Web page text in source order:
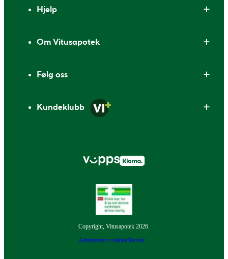
Hjelp
Om Vitusapotek
Følg oss
Kundeklubb
Copyright, Vitusapotek 2026.
Administrer cookiesMerker